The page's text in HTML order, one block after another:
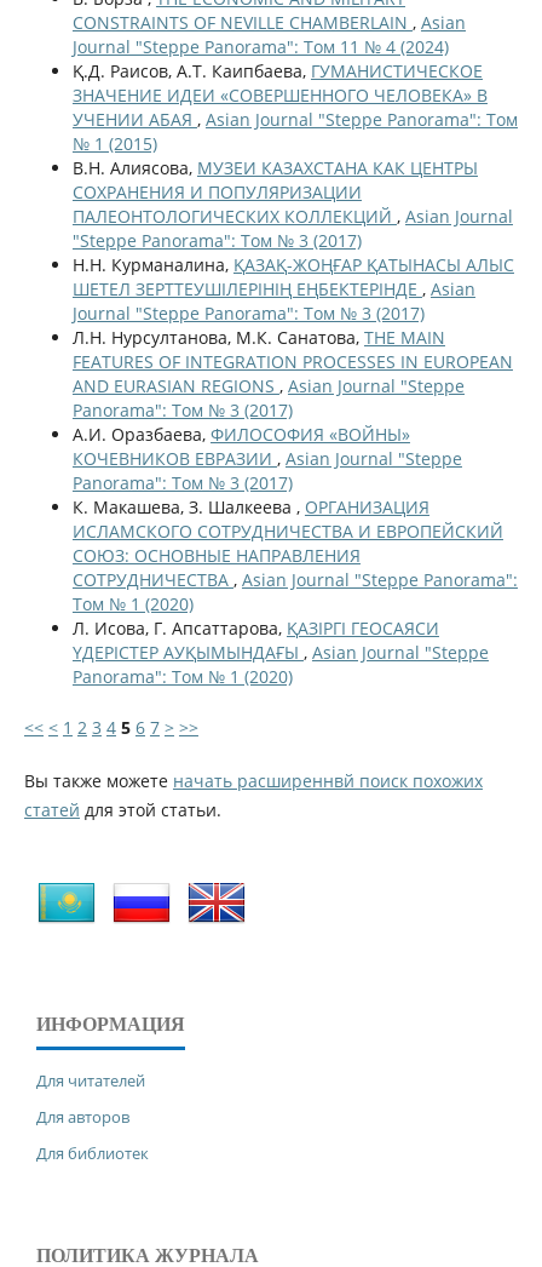
CONSTRAINTS OF NEVILLE CHAMBERLAIN , Asian
Journal "Steppe Panorama": Том 11 № 4 (2024)
Қ.Д. Раисов, А.Т. Каипбаева, ГУМАНИСТИЧЕСКОЕ
ЗНАЧЕНИЕ ИДЕИ «СОВЕРШЕННОГО ЧЕЛОВЕКА» В
УЧЕНИИ АБАЯ , Asian Journal "Steppe Panorama": Том
№ 1 (2015)
В.Н. Алиясова, МУЗЕИ КАЗАХСТАНА КАК ЦЕНТРЫ
СОХРАНЕНИЯ И ПОПУЛЯРИЗАЦИИ
ПАЛЕОНТОЛОГИЧЕСКИХ КОЛЛЕКЦИЙ , Asian Journal
"Steppe Panorama": Том № 3 (2017)
Н.Н. Курманалина, ҚАЗАҚ-ЖОҢҒАР ҚАТЫНАСЫ АЛЫС
ШЕТЕЛ ЗЕРТТЕУШІЛЕРІНІҢ ЕҢБЕКТЕРІНДЕ , Asian
Journal "Steppe Panorama": Том № 3 (2017)
Л.Н. Нурсултанова, М.К. Санатова, THE MAIN
FEATURES OF INTEGRATION PROCESSES IN EUROPEAN
AND EURASIAN REGIONS , Asian Journal "Steppe
Panorama": Том № 3 (2017)
А.И. Оразбаева, ФИЛОСОФИЯ «ВОЙНЫ»
КОЧЕВНИКОВ ЕВРАЗИИ , Asian Journal "Steppe
Panorama": Том № 3 (2017)
К. Макашева, З. Шалкеева , ОРГАНИЗАЦИЯ
ИСЛАМСКОГО СОТРУДНИЧЕСТВА И ЕВРОПЕЙСКИЙ
СОЮЗ: ОСНОВНЫЕ НАПРАВЛЕНИЯ
СОТРУДНИЧЕСТВА , Asian Journal "Steppe Panorama":
Том № 1 (2020)
Л. Исова, Г. Апсаттарова, ҚАЗІРГІ ГЕОСАЯСИ
ҮДЕРІСТЕР АУҚЫМЫНДАҒЫ , Asian Journal "Steppe
Panorama": Том № 1 (2020)
<< < 1 2 3 4 5 6 7 > >>
Вы также можете начать расширеннвй поиск похожих
статей для этой статьи.
ИНФОРМАЦИЯ
Для читателей
Для авторов
Для библиотек
ПОЛИТИКА ЖУРНАЛА